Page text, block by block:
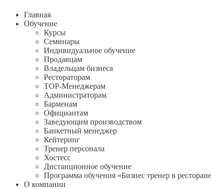
Главная
Обучение
Курсы
Семинары
Индивидуальное обучение
Продавцам
Владельцам бизнеса
Рестораторам
TOP-Менеджерам
Администраторам
Барменам
Официантам
Заведующим производством
Банкетный менеджер
Кейтеринг
Тренер персонала
Хостесс
Дистанционное обучение
Программа обучения «Бизнес тренер в
О компании